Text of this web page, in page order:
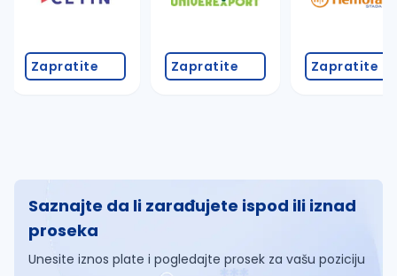
Zapratite Zapratite Zapratite
Saznajte da li zarađujete ispod ili iznad
proseka
Unesite iznos plate i pogledajte prosek za vašu poziciju